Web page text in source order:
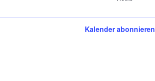
Kalender abonnieren